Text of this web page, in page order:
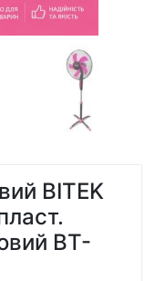
BITEK
BT-